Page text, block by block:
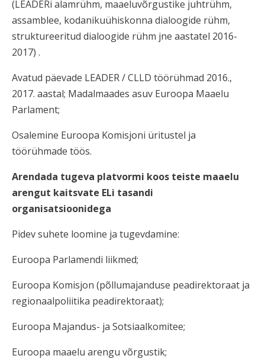
(LEADERi alamrühm, maaeluvõrgustike juhtrühm,
assamblee, kodanikuühiskonna dialoogide rühm,
struktureeritud dialoogide rühm jne aastatel 2016-
2017) .
Avatud päevade LEADER / CLLD töörühmad 2016.,
2017. aastal; Madalmaades asuv Euroopa Maaelu
Parlament;
Osalemine Euroopa Komisjoni üritustel ja
töörühmade töös.
Arendada tugeva platvormi koos teiste maaelu
arengut kaitsvate ELi tasandi
organisatsioonidega
Pidev suhete loomine ja tugevdamine:
Euroopa Parlamendi liikmed;
Euroopa Komisjon (põllumajanduse peadirektoraat ja
regionaalpoliitika peadirektoraat);
Euroopa Majandus- ja Sotsiaalkomitee;
Euroopa maaelu arengu võrgustik;